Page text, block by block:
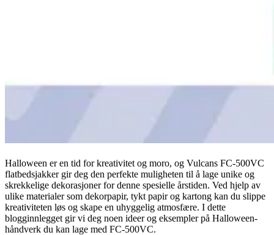
Halloween er en tid for kreativitet og moro, og Vulcans FC-500VC
flatbedsjakker gir deg den perfekte muligheten til å lage unike og
skrekkelige dekorasjoner for denne spesielle årstiden. Ved hjelp av
ulike materialer som dekorpapir, tykt papir og kartong kan du slippe
kreativiteten løs og skape en uhyggelig atmosfære. I dette
blogginnlegget gir vi deg noen ideer og eksempler på Halloween-
håndverk du kan lage med FC-500VC.